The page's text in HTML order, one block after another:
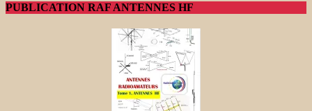
PUBLICATION RAF ANTENNES HF